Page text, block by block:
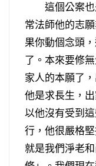
這個公案也
常法師他的志
果你動個念頭
了。本來要修
家人的本願了
他是求長生，
以他沒有受到
行，他很嚴格
就是我們淨老